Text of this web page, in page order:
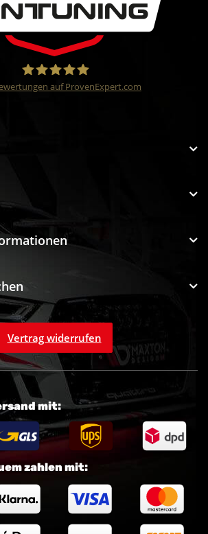
auf ProvenExpert.com
Vertrag widerrufen
zahlen mit:
mit: